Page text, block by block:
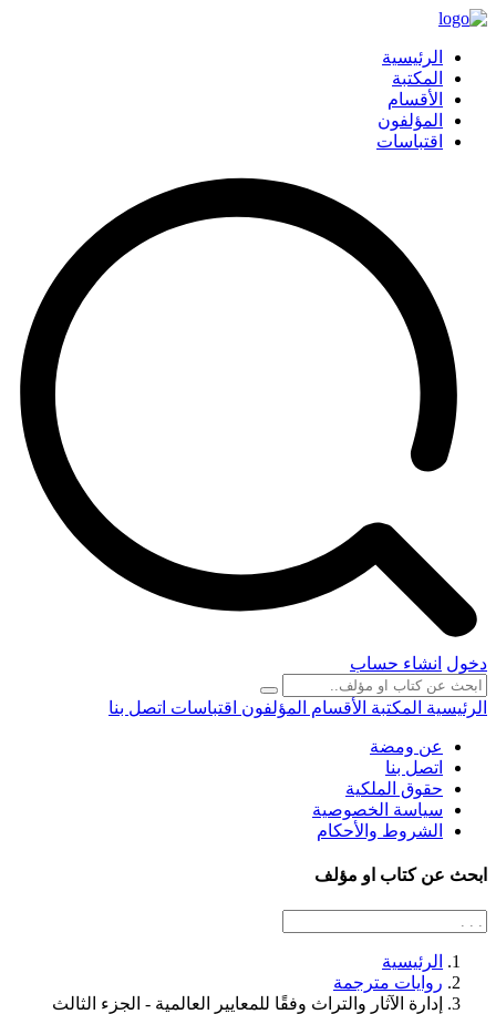
الرئيسية
المكتبة
الأقسام
المؤلفون
اقتباسات
دخول انشاء حساب
الرئيسية المكتبة الأقسام المؤلفون اقتباسات اتصل بنا
عن ومضة
اتصل بنا
حقوق الملكية
سياسة الخصوصية
الشروط والأحكام
ابحث عن كتاب او مؤلف
الرئيسية
روايات مترجمة
إدارة الآثار والتراث وفقًا للمعايير العالمية - الجزء الثالث